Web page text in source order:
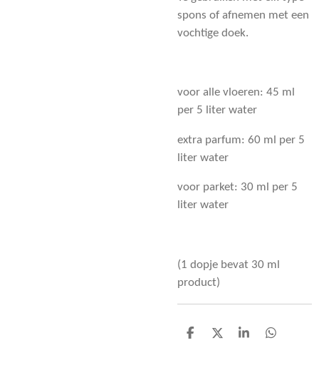
spons of afnemen met een
vochtige doek.
voor alle vloeren: 45 ml
per 5 liter water
extra parfum: 60 ml per 5
liter water
voor parket: 30 ml per 5
liter water
(1 dopje bevat 30 ml
product)
D
D
S
D